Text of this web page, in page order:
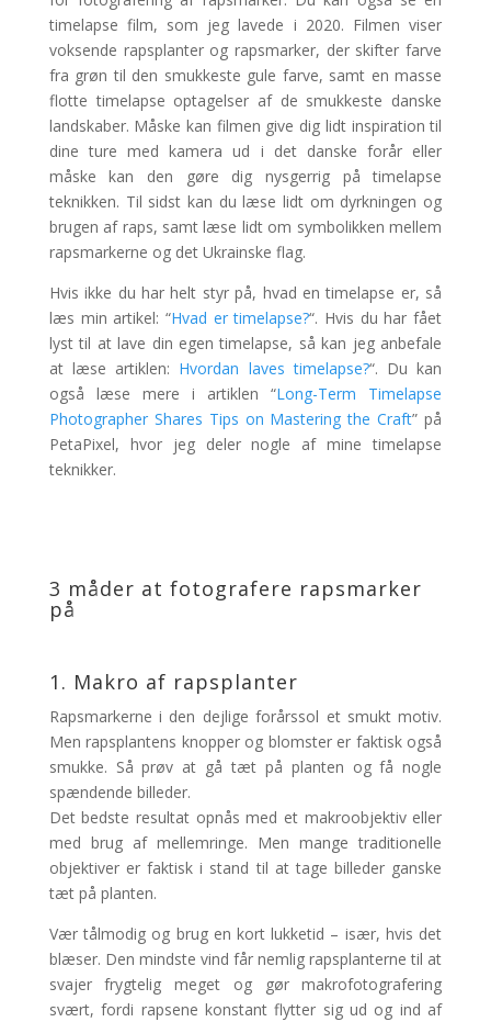
timelapse film, som jeg lavede i 2020. Filmen viser
voksende rapsplanter og rapsmarker, der skifter farve
fra grøn til den smukkeste gule farve, samt en masse
flotte timelapse optagelser af de smukkeste danske
landskaber. Måske kan filmen give dig lidt inspiration til
dine ture med kamera ud i det danske forår eller
måske kan den gøre dig nysgerrig på timelapse
teknikken. Til sidst kan du læse lidt om dyrkningen og
brugen af raps, samt læse lidt om symbolikken mellem
rapsmarkerne og det Ukrainske flag.
Hvis ikke du har helt styr på, hvad en timelapse er, så
læs min artikel: “Hvad er timelapse?“. Hvis du har fået
lyst til at lave din egen timelapse, så kan jeg anbefale
at læse artiklen: Hvordan laves timelapse?“. Du kan
også læse mere i artiklen “Long-Term Timelapse
Photographer Shares Tips on Mastering the Craft” på
PetaPixel, hvor jeg deler nogle af mine timelapse
teknikker.
3 måder at fotografere rapsmarker
på
1. Makro af rapsplanter
Rapsmarkerne i den dejlige forårssol et smukt motiv.
Men rapsplantens knopper og blomster er faktisk også
smukke. Så prøv at gå tæt på planten og få nogle
spændende billeder.
Det bedste resultat opnås med et makroobjektiv eller
med brug af mellemringe. Men mange traditionelle
objektiver er faktisk i stand til at tage billeder ganske
tæt på planten.
Vær tålmodig og brug en kort lukketid – især, hvis det
blæser. Den mindste vind får nemlig rapsplanterne til at
svajer frygtelig meget og gør makrofotografering
svært, fordi rapsene konstant flytter sig ud og ind af